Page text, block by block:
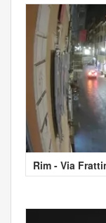
Rim - Via